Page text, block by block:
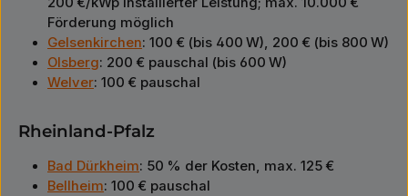
Förderung möglich
Gelsenkirchen: 100 € (bis 400 W), 200 € (bis 800 W)
Olsberg: 200 € pauschal (bis 600 W)
Welver: 100 € pauschal
Rheinland-Pfalz
Bad Dürkheim: 50 % der Kosten, max. 125 €
Bellheim: 100 € pauschal